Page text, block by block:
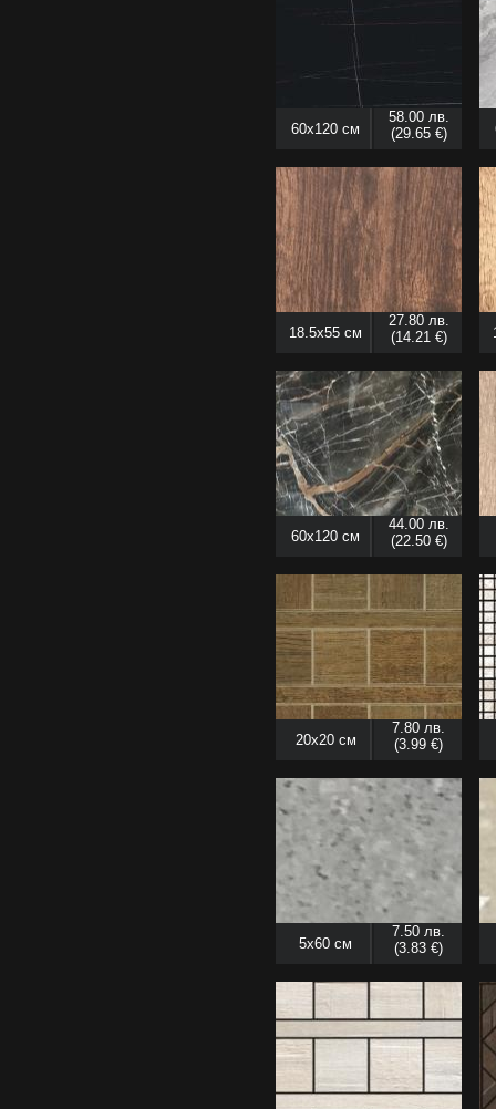
60x120 см
58.00 лв.
(29.65 €)
18.5x55 см
27.80 лв.
(14.21 €)
60x120 см
44.00 лв.
(22.50 €)
20x20 см
7.80 лв.
(3.99 €)
5x60 см
7.50 лв.
(3.83 €)